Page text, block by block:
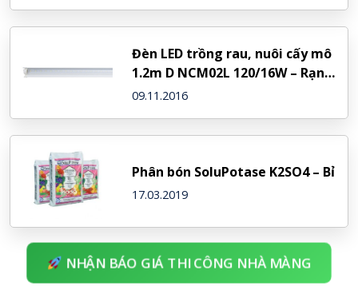
Đèn LED trồng rau, nuôi cấy mô
1.2m D NCM02L 120/16W – Rạng
Đông
09.11.2016
Phân bón SoluPotase K2SO4 – Bỉ
17.03.2019
NHẬN BÁO GIÁ THI CÔNG NHÀ MÀNG